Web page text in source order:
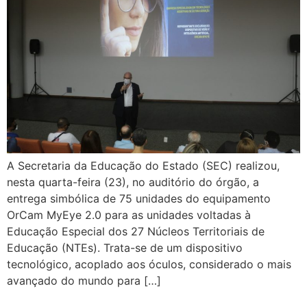
A Secretaria da Educação do Estado (SEC) realizou,
nesta quarta-feira (23), no auditório do órgão, a
entrega simbólica de 75 unidades do equipamento
OrCam MyEye 2.0 para as unidades voltadas à
Educação Especial dos 27 Núcleos Territoriais de
Educação (NTEs). Trata-se de um dispositivo
tecnológico, acoplado aos óculos, considerado o mais
avançado do mundo para […]